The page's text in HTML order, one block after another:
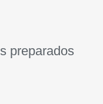
preparados